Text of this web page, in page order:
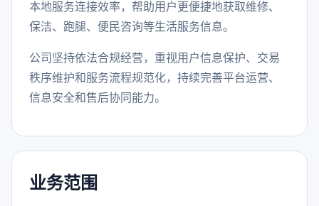
本地服务连接效率，帮助用户更便捷地获取维修、
保洁、跑腿、便民咨询等生活服务信息。
公司坚持依法合规经营，重视用户信息保护、交易
秩序维护和服务流程规范化，持续完善平台运营、
信息安全和售后协同能力。
业务范围